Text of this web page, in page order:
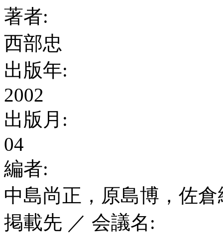
著者:
西部忠
出版年:
2002
出版月:
04
編者:
中島尚正，原島博，佐倉
掲載先 ／ 会議名: